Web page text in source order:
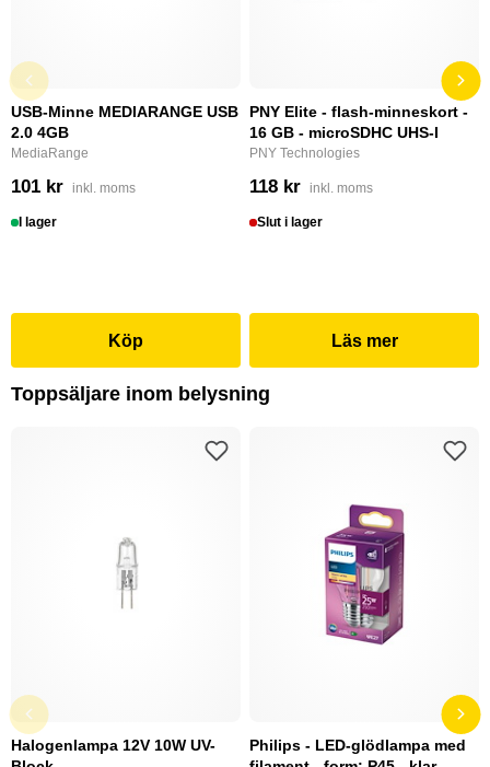
USB-Minne MEDIARANGE USB
2.0 4GB
MediaRange
101 kr inkl. moms
I lager
Köp
PNY Elite - flash-minneskort -
16 GB - microSDHC UHS-I
PNY Technologies
118 kr inkl. moms
Slut i lager
Läs mer
Toppsäljare inom belysning
Halogenlampa 12V 10W UV-
Philips - LED-glödlampa med